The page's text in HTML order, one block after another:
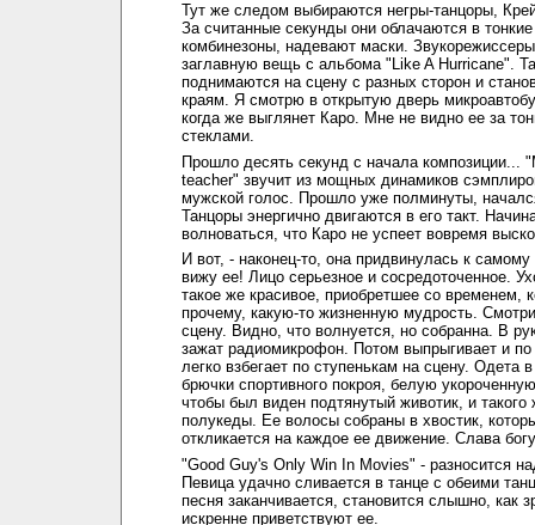
Тут же следом выбираются негры-танцоры,
За считанные секунды они облачаются в
комбинезоны, надевают маски.
заглавную вещь с альбома "Like A Hurricane".
поднимаются на сцену с разных сторон и
краям. Я смотрю в открытую дверь
когда же выглянет Каро. Мне не видно ее за
стеклами.
Прошло десять секунд с начала композиции...
teacher" звучит из мощных динамиков
мужской голос. Прошло уже полминуты,
Танцоры энергично двигаются в его такт.
волноваться, что Каро не успеет вовремя
И вот, - наконец-то, она придвинулась к
вижу ее! Лицо серьезное и сосредоточенное.
такое же красивое, приобретшее со временем,
прочему, какую-то жизненную мудрость.
сцену. Видно, что волнуется, но собранна. В
зажат радиомикрофон. Потом выпрыгивает и по
легко взбегает по ступенькам на сцену. Одета
брючки спортивного покроя, белую
чтобы был виден подтянутый животик, и такого
полукеды. Ее волосы собраны в хвостик,
откликается на каждое ее движение. Слава
"Good Guy's Only Win In Movies" - разносится
Певица удачно сливается в танце с обеими
песня заканчивается, становится слышно, как
искренне приветствуют ее.